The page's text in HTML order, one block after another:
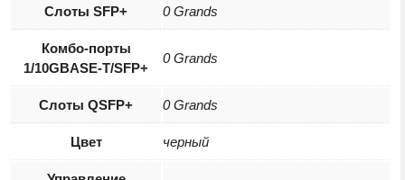
Слоты SFP+ 0 Grands
Комбо-порты
1/10GBASE-T/SFP+
0 Grands
Слоты QSFP+ 0 Grands
Цвет черный